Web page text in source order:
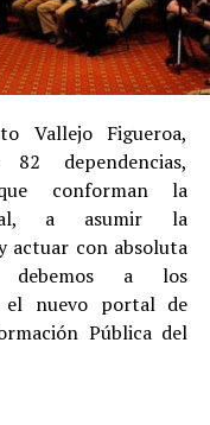
Vallejo Figueroa,
dependencias,
conforman la
a asumir la
actuar con absoluta
debemos a los
el nuevo portal de
Pública del